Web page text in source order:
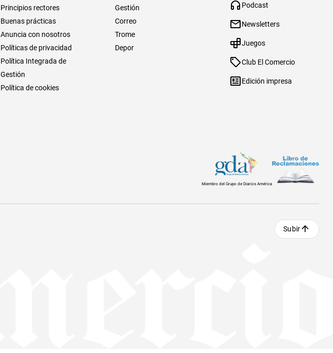
Principios rectores
Buenas prácticas
Anuncia con nosotros
Políticas de privacidad
Política Integrada de
Gestión
Política de cookies
Gestión
Correo
Trome
Depor
Podcast
Newsletters
Juegos
Club El Comercio
Edición impresa
Miembro del Grupo de Diarios América
Subir